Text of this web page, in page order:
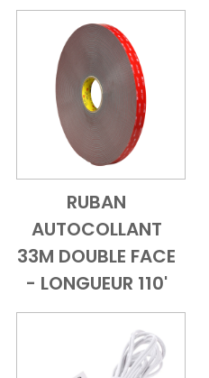
Add to CartVue d'ensemble
RUBAN
AUTOCOLLANT
33M DOUBLE FACE
- LONGUEUR 110'